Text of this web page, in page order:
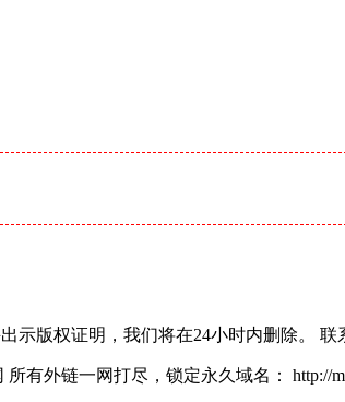
版权证明，我们将在24小时内删除。 联
有外链一网打尽，锁定永久域名： http://